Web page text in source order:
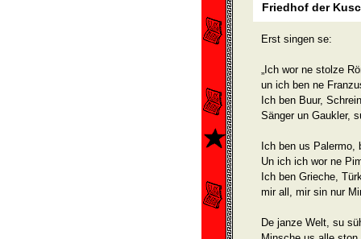
Friedhof der
Erst singen se:
„Ich wor ne stolze
un ich ben ne
Ich ben Buur,
Sänger un Gaukler,
Ich ben us
Un ich ich wor ne
Ich ben Grieche,
mir all, mir sin nur
De janze Welt, su